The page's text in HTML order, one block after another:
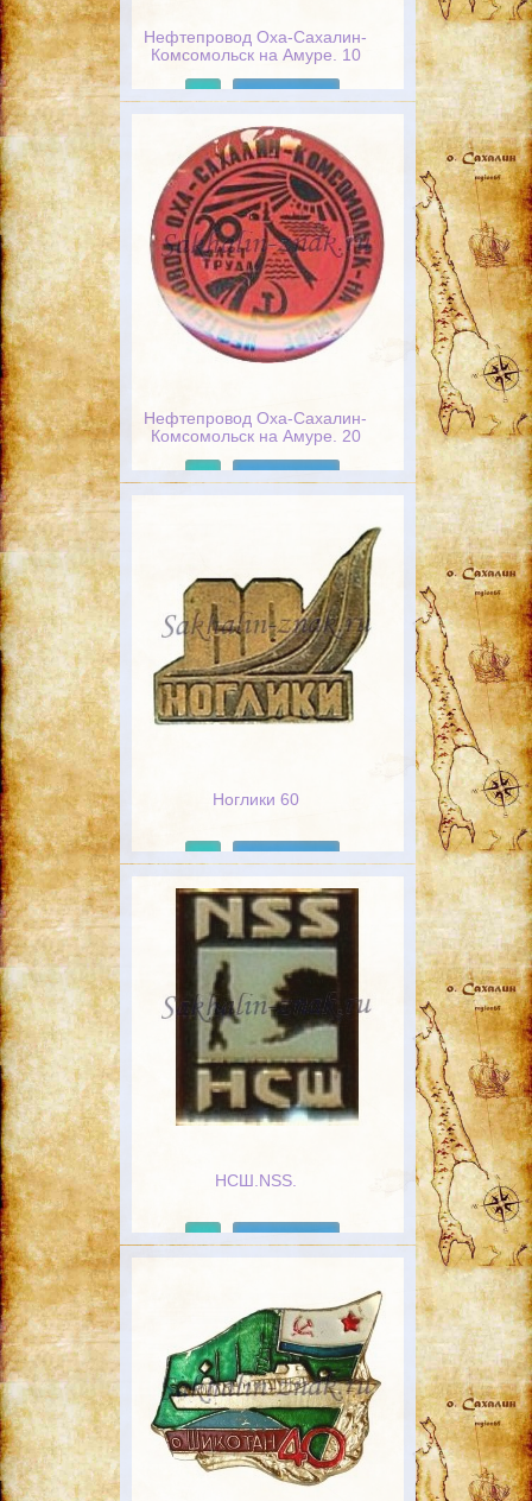
Нефтепровод Оха-Сахалин-
Комсомольск на Амуре. 10
Нефтепровод Оха-Сахалин-
Комсомольск на Амуре. 20
Ноглики 60
НСШ.NSS.